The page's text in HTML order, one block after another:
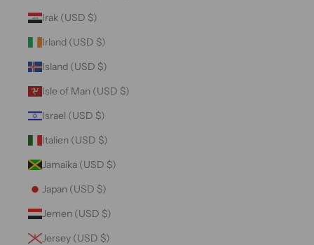
Irak (USD $)
Irland (USD $)
Island (USD $)
Isle of Man (USD $)
Israel (USD $)
Italien (USD $)
Jamaika (USD $)
Japan (USD $)
Jemen (USD $)
Jersey (USD $)